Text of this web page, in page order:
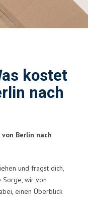
kostet
nach
Berlin nach
und fragst dich,
Sorge, wir von
einen Überblick